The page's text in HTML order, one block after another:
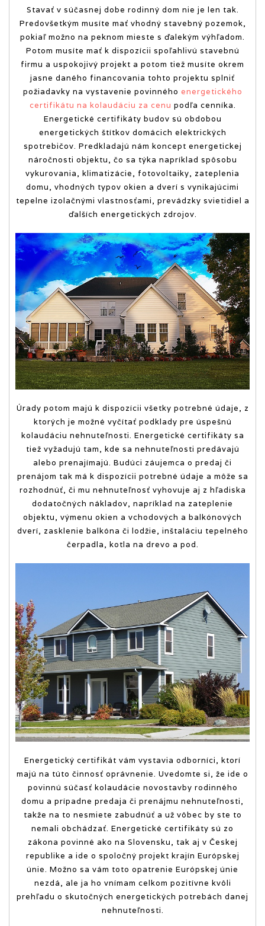
Stavať v súčasnej dobe rodinný dom nie je len tak.
Predovšetkým musíte mať vhodný stavebný pozemok,
pokiaľ možno na peknom mieste s ďalekým výhľadom.
Potom musíte mať k dispozícii spoľahlivú stavebnú
firmu a uspokojivý projekt a potom tiež musíte okrem
jasne daného financovania tohto projektu splniť
požiadavky na vystavenie povinného energetického
certifikátu na kolaudáciu za cenu podľa cenníka.
Energetické certifikáty budov sú obdobou
energetických štítkov domácich elektrických
spotrebičov. Predkladajú nám koncept energetickej
náročnosti objektu, čo sa týka napríklad spôsobu
vykurovania, klimatizácie, fotovoltaiky, zateplenia
domu, vhodných typov okien a dverí s vynikajúcimi
tepelne izolačnými vlastnosťami, prevádzky svietidiel a
ďalších energetických zdrojov.
Úrady potom majú k dispozícii všetky potrebné údaje, z
ktorých je možné vyčítať podklady pre úspešnú
kolaudáciu nehnuteľnosti. Energetické certifikáty sa
tiež vyžadujú tam, kde sa nehnuteľnosti predávajú
alebo prenajímajú. Budúci záujemca o predaj či
prenájom tak má k dispozícii potrebné údaje a môže sa
rozhodnúť, či mu nehnuteľnosť vyhovuje aj z hľadiska
dodatočných nákladov, napríklad na zateplenie
objektu, výmenu okien a vchodových a balkónových
dverí, zasklenie balkóna či lodžie, inštaláciu tepelného
čerpadla, kotla na drevo a pod.
Energetický certifikát vám vystavia odborníci, ktorí
majú na túto činnosť oprávnenie. Uvedomte si, že ide o
povinnú súčasť kolaudácie novostavby rodinného
domu a prípadne predaja či prenájmu nehnuteľnosti,
takže na to nesmiete zabudnúť a už vôbec by ste to
nemali obchádzať. Energetické certifikáty sú zo
zákona povinné ako na Slovensku, tak aj v Českej
republike a ide o spoločný projekt krajín Európskej
únie. Možno sa vám toto opatrenie Európskej únie
nezdá, ale ja ho vnímam celkom pozitívne kvôli
prehľadu o skutočných energetických potrebách danej
nehnuteľnosti.